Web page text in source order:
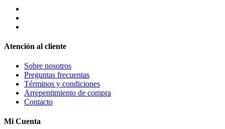
Atención al cliente
Sobre nosotros
Preguntas frecuentas
Términos y condiciones
Arrepentimiento de compra
Contacto
Mi Cuenta